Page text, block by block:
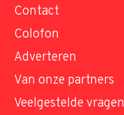
Contact
Colofon
Adverteren
Van onze partners
Veelgestelde vragen